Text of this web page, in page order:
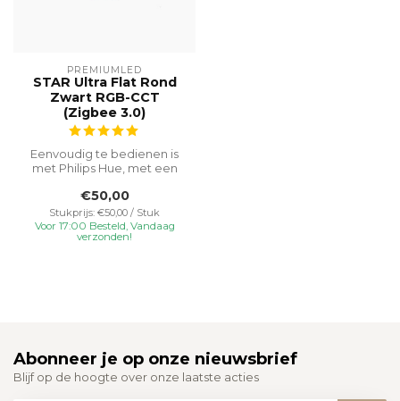
PREMIUMLED
STAR Ultra Flat Rond
Zwart RGB-CCT
(Zigbee 3.0)
Eenvoudig te bedienen is
met Philips Hue, met een
23 m...
€50,00
Stukprijs: €50,00 / Stuk
Voor 17:00 Besteld, Vandaag
verzonden!
Abonneer je op onze nieuwsbrief
Blijf op de hoogte over onze laatste acties